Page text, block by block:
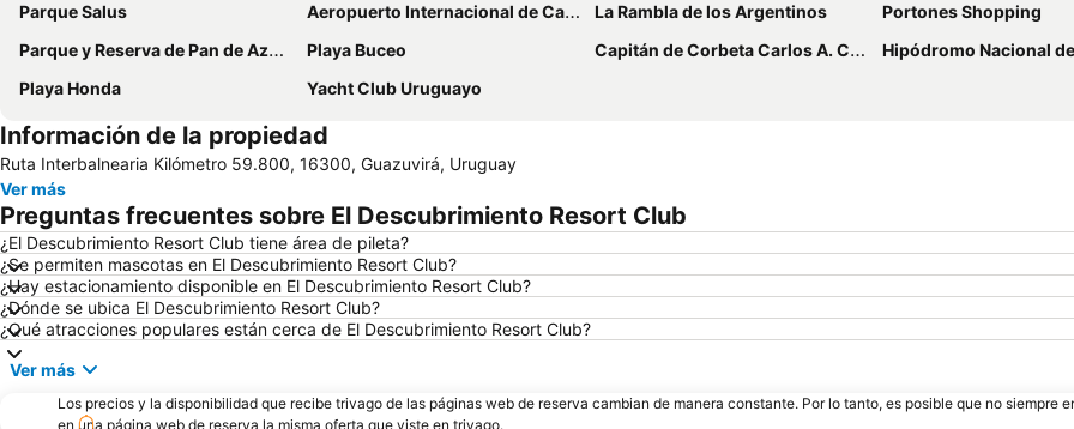
Parque Salus Aeropuerto Internacional de Carrasco General Cesáreo L. Berisso La Rambla de los Argentinos
Portones Shopping
Parque y Reserva de Pan de Azúcar
Playa Buceo Capitán de Corbeta Carlos A. Curbelo International Airport
Hipódromo Nacional
Playa Honda
Yacht Club Uruguayo
Información de la propiedad
Ruta Interbalnearia Kilómetro 59.800, 16300, Guazuvirá, Uruguay
Ver más
Preguntas frecuentes sobre El Descubrimiento Resort Club
¿El Descubrimiento Resort Club tiene área de pileta?
¿Se permiten mascotas en El Descubrimiento Resort Club?
¿Hay estacionamiento disponible en El Descubrimiento Resort Club?
¿Dónde se ubica El Descubrimiento Resort Club?
¿Qué atracciones populares están cerca de El Descubrimiento Resort Club?
Ver más
Los precios y la disponibilidad que recibe trivago de las páginas web de reserva cambian de manera constante. Por lo tanto, es posible que no siempre
en una página web de reserva la misma oferta que viste en trivago.